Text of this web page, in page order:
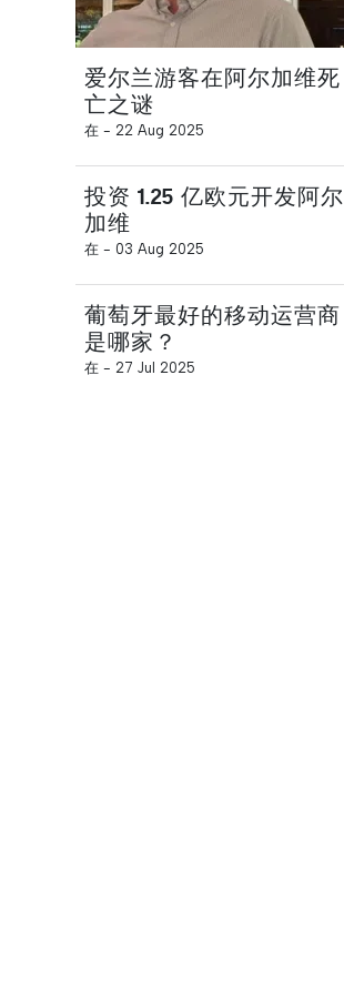
爱尔兰游客在阿尔加维死
亡之谜
在 - 22 Aug 2025
投资 1.25 亿欧元开发阿尔
加维
在 - 03 Aug 2025
葡萄牙最好的移动运营商
是哪家？
在 - 27 Jul 2025